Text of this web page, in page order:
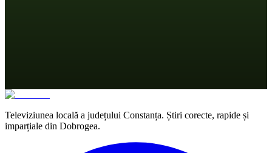
Televiziunea locală a județului Constanța. Știri corecte, rapide și
imparțiale din Dobrogea.